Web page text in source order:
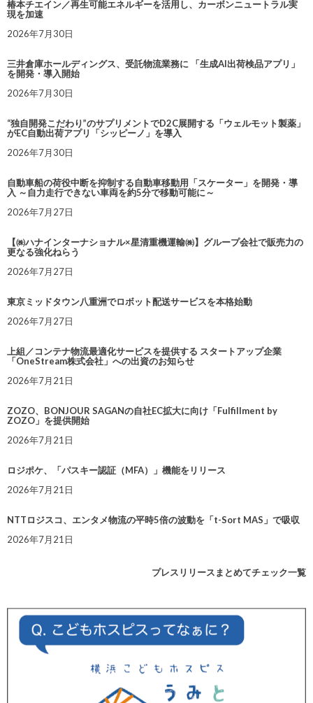
椿本チエイン／再生可能エネルギーを活用し、カーボンニュートラル実
現を加速
2026年7月30日
三井倉庫ホールディングス、受託物流業務に 「生成AI出荷検品アプリ」
を開発・導入開始
2026年7月30日
“独自開発こだわり”のサプリメントでD2C展開する「ウェルモット製薬」
がEC自動出荷アプリ「シッピーノ」を導入
2026年7月30日
自動車船の荷役中断を抑制する自動車移動用「スケーター」を開発・導
入 ～自力走行できない車両を約5分で移動可能に～
2026年7月27日
【㈱ハナインターナショナル×星清重機運輸㈱】グループ会社で販売力の
更なる強化ねらう
2026年7月27日
東京ミッドタウン八重洲でロボット配送サービスを本格始動
2026年7月27日
上組／コンテナ物流最適化サービスを提供する スタートアップ企業
「OneStream株式会社」への出資のお知らせ
2026年7月21日
ZOZO、BONJOUR SAGANの自社EC拡大に向け「Fulfillment by
ZOZO」を提供開始
2026年7月21日
ロジポケ、「パスキー認証（MFA）」機能をリリース
2026年7月21日
NTTロジスコ、エンタメ物流の平時5倍の波動を「t-Sort MAS」で吸収
2026年7月21日
プレスリリースまとめてチェック一覧